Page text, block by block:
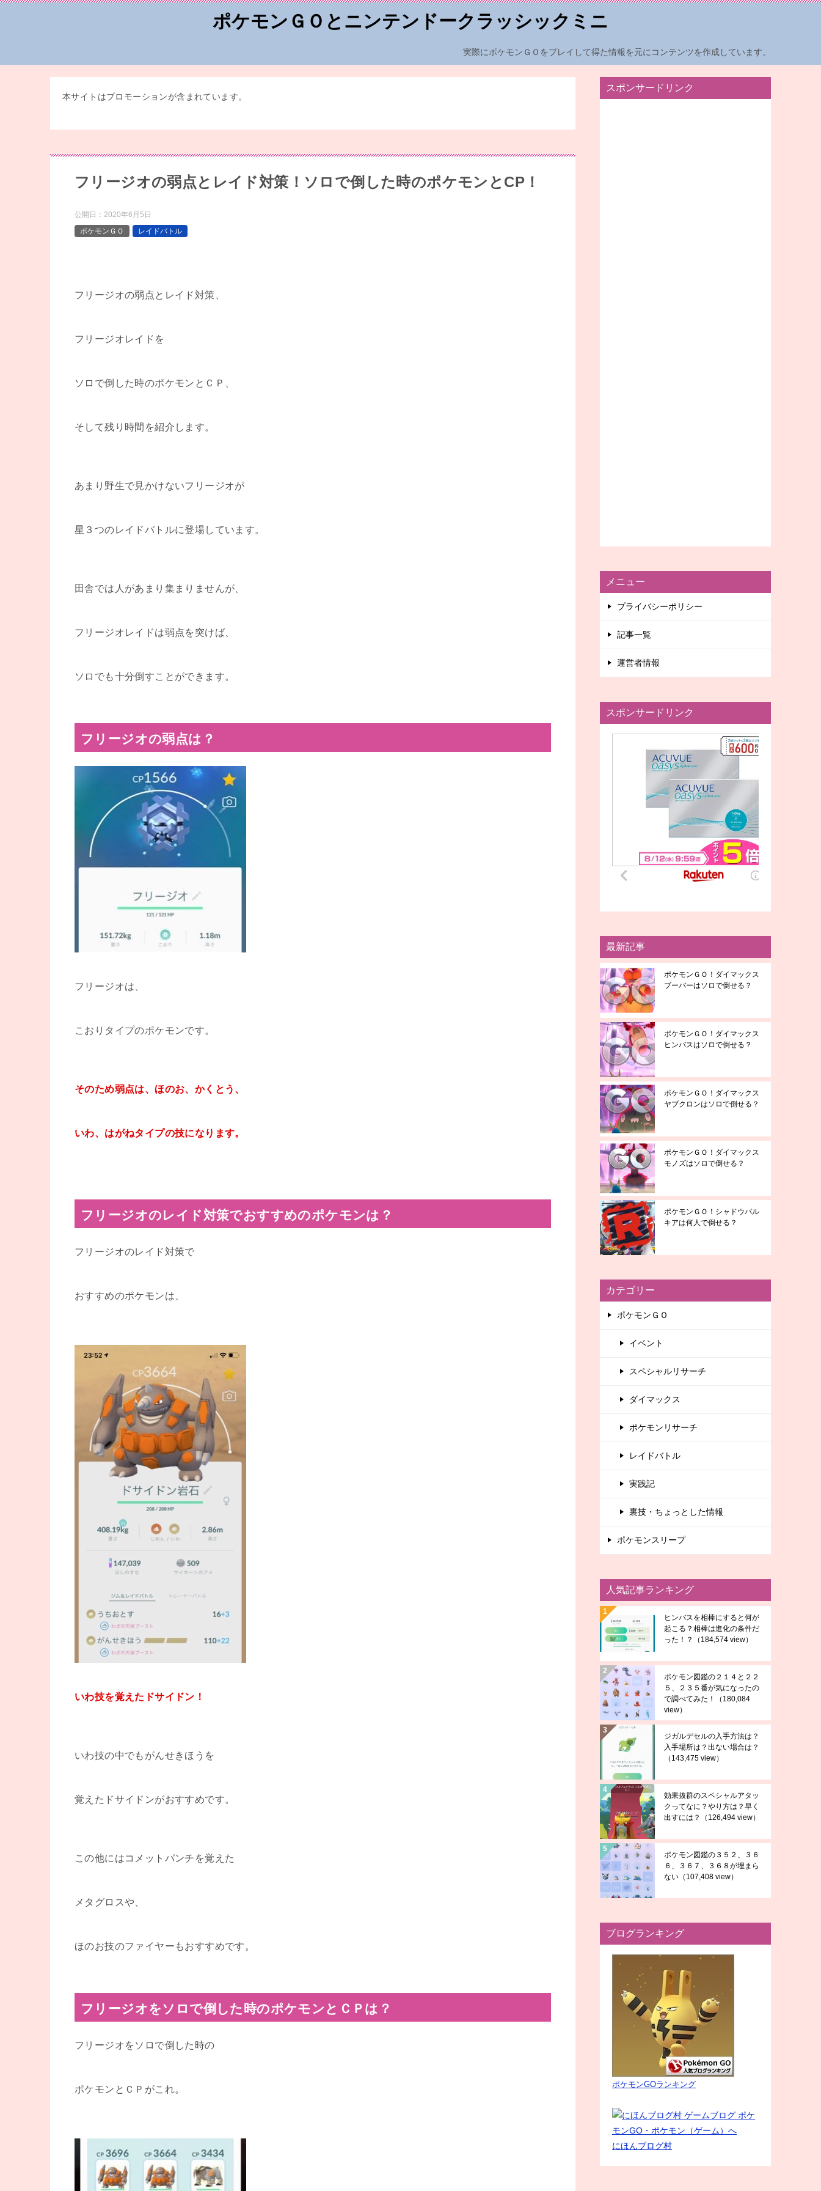
ポケモンＧＯとニンテンドークラッシックミニ
実際にポケモンＧＯをプレイして得た情報を元にコンテンツを作成しています。
本サイトはプロモーションが含まれています。
フリージオの弱点とレイド対策！ソロで倒した時のポケモンとCP！
公開日： 2020年6月5日
ポケモンＧＯ
レイドバトル
フリージオの弱点とレイド対策、
フリージオレイドを
ソロで倒した時のポケモンとＣＰ、
そして残り時間を紹介します。
あまり野生で見かけないフリージオが
星３つのレイドバトルに登場しています。
田舎では人があまり集まりませんが、
フリージオレイドは弱点を突けば、
ソロでも十分倒すことができます。
フリージオの弱点は？
フリージオは、
こおりタイプのポケモンです。
そのため弱点は、ほのお、かくとう、
いわ、はがねタイプの技になります。
フリージオのレイド対策でおすすめのポケモンは？
フリージオのレイド対策で
おすすめのポケモンは、
いわ技を覚えたドサイドン！
いわ技の中でもがんせきほうを
覚えたドサイドンがおすすめです。
この他にはコメットパンチを覚えた
メタグロスや、
ほのお技のファイヤーもおすすめです。
フリージオをソロで倒した時のポケモンとＣＰは？
フリージオをソロで倒した時の
ポケモンとＣＰがこれ。
スポンサードリンク
メニュー
プライバシーポリシー
記事一覧
運営者情報
スポンサードリンク
最新記事
ポケモンＧＯ！ダイマックス
ブーバーはソロで倒せる？
ポケモンＧＯ！ダイマックス
ヒンバスはソロで倒せる？
ポケモンＧＯ！ダイマックス
ヤブクロンはソロで倒せる？
ポケモンＧＯ！ダイマックス
モノズはソロで倒せる？
ポケモンＧＯ！シャドウパル
キアは何人で倒せる？
カテゴリー
ポケモンＧＯ
イベント
スペシャルリサーチ
ダイマックス
ポケモンリサーチ
レイドバトル
実践記
裏技・ちょっとした情報
ポケモンスリープ
人気記事ランキング
ヒンバスを相棒にすると何が
起こる？相棒は進化の条件だ
った！？
（184,574 view）
ポケモン図鑑の２１４と２２
５、２３５番が気になったの
で調べてみた！
（180,084
view）
ジガルデセルの入手方法は？
入手場所は？出ない場合は？
（143,475 view）
効果抜群のスペシャルアタッ
クってなに？やり方は？早く
出すには？
（126,494 view）
ポケモン図鑑の３５２、３６
６、３６７、３６８が埋まら
ない （107,408 view）
ブログランキング
ポケモンGOランキング
にほんブログ村